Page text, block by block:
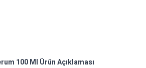
100 Ml Ürün Açıklaması